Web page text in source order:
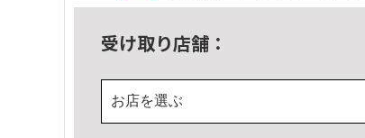
受け取り店舗：
お店を選ぶ